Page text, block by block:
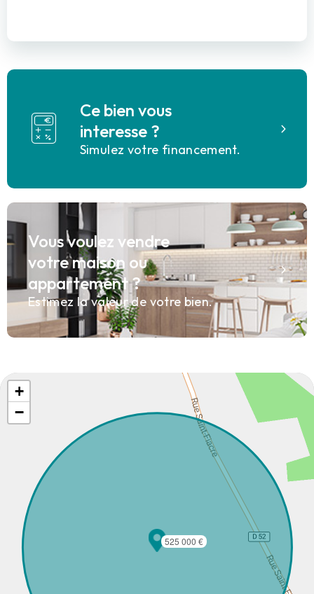
Ce bien vous
interesse ?
Simulez votre financement.
Vous voulez vendre
votre maison ou
appartement ?
Estimez la valeur de votre bien.
525 000 €
+
−